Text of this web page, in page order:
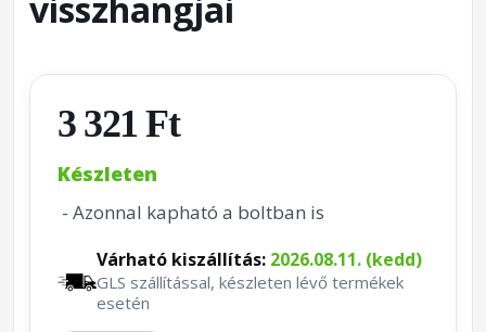
3 321 Ft
Készleten
- Azonnal kapható a boltban is
Várható kiszállítás: 2026.08.11. (kedd)
GLS szállítással, készleten lévő termékek
esetén